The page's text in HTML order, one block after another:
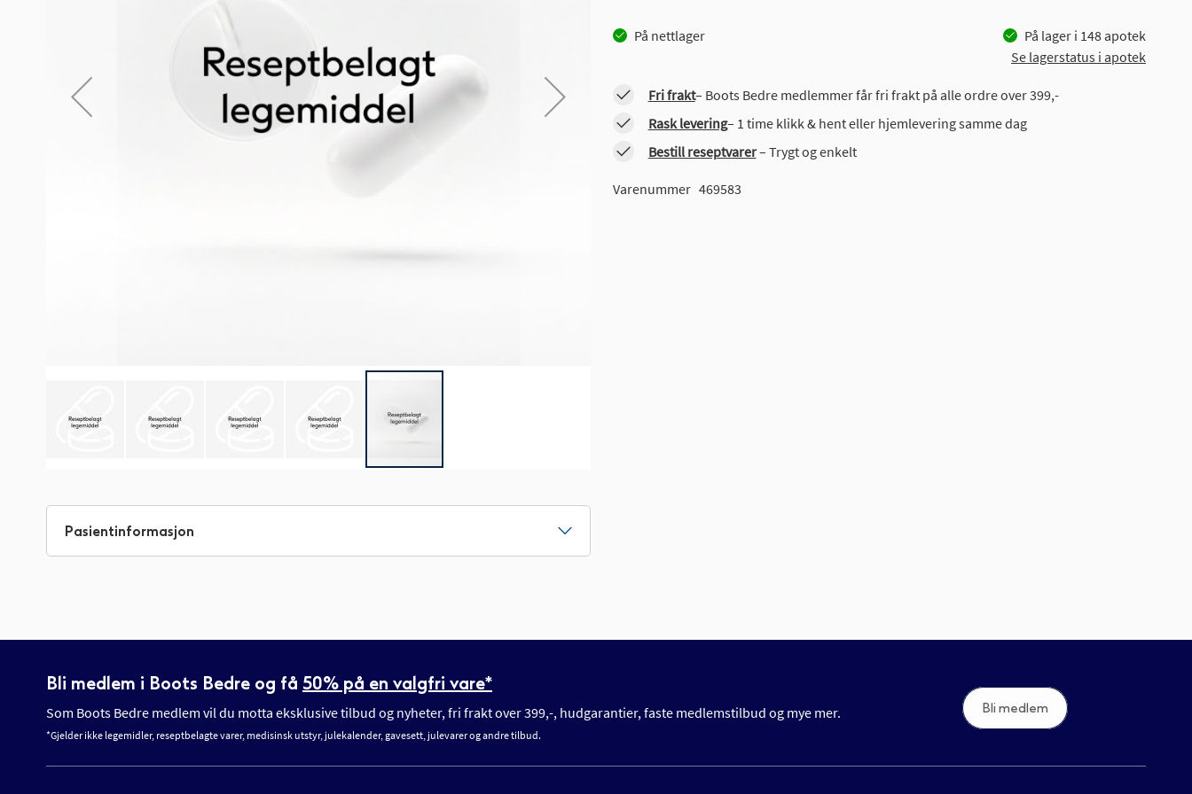
På nettlager På lager i 148apotek
Se lagerstatus i apotek
Fri frakt– Boots Bedre medlemmer får fri frakt på alle ordre over 399,-
Rask levering– 1 time klikk & hent eller hjemlevering samme dag
Bestill reseptvarer– Trygt og enkelt
Varenummer 469583
til
begynnelsen
Pasientinformasjon
Bli medlem i Boots Bedre og få 50% på en valgfri vare*
Som Boots Bedre medlem vil du motta eksklusive tilbud og nyheter, fri frakt over 399,-, hudgarantier, faste medlemstilbud og mye mer.
*Gjelder ikke legemidler, reseptbelagte varer, medisinsk utstyr, julekalender, gavesett, julevarer og andre tilbud.
Bli medlem